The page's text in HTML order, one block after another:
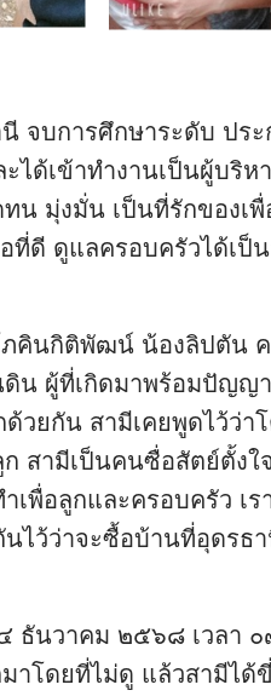
จบการศึกษาระดับ ปร
ด้เข้าทำงานเป็นผู้บริห
มุ่งมั่น เป็นที่รักของเ
ดี ดูแลครอบครัวได้เป็
คินกิติพัฒน์ น้องลิปตัน
น ผู้ที่เกิดมาพร้อมปัญ
ยกัน สามีเคยพูดไว้ว่า
สามีเป็นคนซื่อสัตย์ตั้งใ
พื่อลูกและครอบครัว เ
ไว้ว่าจะซื้อบ้านที่อุดรธ
นวาคม ๒๕๖๘ เวลา
โดยที่ไม่ดู แล้วสามีได้